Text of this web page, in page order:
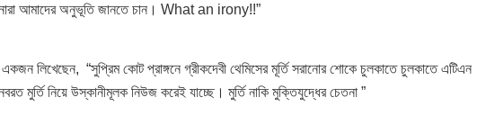
আমাদের অনুভূতি জানতে চান। What an irony!!”
লিখেছেন, “সুপ্রিম কোট প্রাঙ্গনে গ্রীকদেবী থেমিসের মূর্তি সরানোর শোকে চুলকাতে চুলকাতে এটিএন
মুর্তি নিয়ে উস্কানীমূলক নিউজ করেই যাচ্ছে। মুর্তি নাকি মুক্তিযুদ্ধের চেতনা ”